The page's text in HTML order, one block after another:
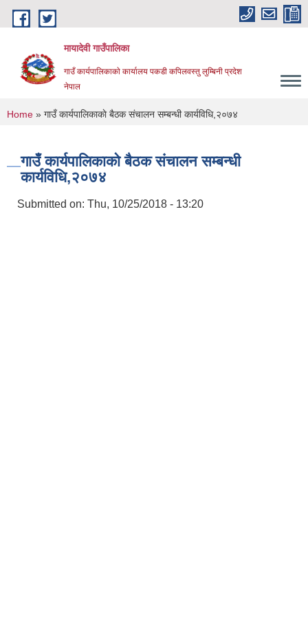
Skip to main content
मायादेवी गाउँपालिका
गाउँ कार्यपालिकाकाे कार्यालय पकडी कपिलवस्तु लुम्बिनी प्रदेश
नेपाल
You are here
Home » गाउँ कार्यपालिकाकाे बैठक संचालन सम्बन्धी कार्यविधि,२०७४
गाउँ कार्यपालिकाकाे बैठक संचालन सम्बन्धी
कार्यविधि,२०७४
Submitted on: Thu, 10/25/2018 - 13:20